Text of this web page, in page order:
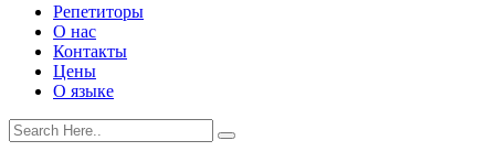
Репетиторы
О нас
Контакты
Цены
О языке